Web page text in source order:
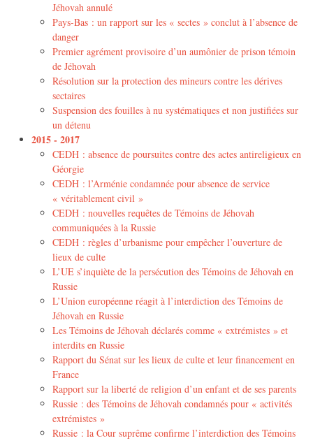
Jéhovah annulé
Pays-Bas : un rapport sur les « sectes » conclut à l’absence de
danger
Premier agrément provisoire d’un aumônier de prison témoin
de Jéhovah
Résolution sur la protection des mineurs contre les dérives
sectaires
Suspension des fouilles à nu systématiques et non justifiées sur
un détenu
2015 - 2017
CEDH : absence de poursuites contre des actes antireligieux en
Géorgie
CEDH : l’Arménie condamnée pour absence de service
« véritablement civil »
CEDH : nouvelles requêtes de Témoins de Jéhovah
communiquées à la Russie
CEDH : règles d’urbanisme pour empêcher l’ouverture de
lieux de culte
L’UE s’inquiète de la persécution des Témoins de Jéhovah en
Russie
L’Union européenne réagit à l’interdiction des Témoins de
Jéhovah en Russie
Les Témoins de Jéhovah déclarés comme « extrémistes » et
interdits en Russie
Rapport du Sénat sur les lieux de culte et leur financement en
France
Rapport sur la liberté de religion d’un enfant et de ses parents
Russie : des Témoins de Jéhovah condamnés pour « activités
extrémistes »
Russie : la Cour suprême confirme l’interdiction des Témoins